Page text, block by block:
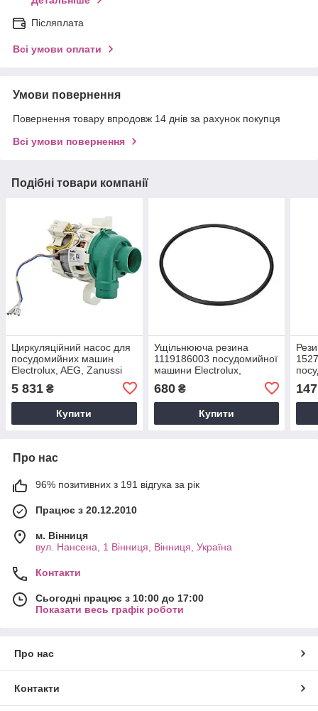
Післяплата
Всі умови оплати
Умови повернення
Повернення товару впродовж 14 днів за рахунок покупця
Всі умови повернення
Подібні товари компанії
Циркуляційний насос для
посудомийних машин
Electrolux, AEG, Zanussi
1113171027, 1113171043,
1113171050,
140000397020,
14000069601
5 831 ₴
Купити
Ущільнююча резина
1119186003 посудомийної
машини Electrolux,
мотора )
680₴
Купити
147
Про нас
96% позитивних з 191 відгука за рік
Працює з 20.12.2010
м. Вінниця
вул. Нансена, 1 Вінниця, Вінниця, Україна
Контакти
Сьогодні працює з 10:00 до 17:00
Показати весь графік роботи
Про нас
Контакти